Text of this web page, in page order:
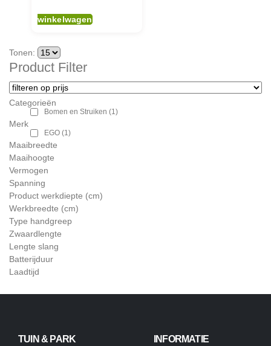
winkelwagen
Tonen:
Product Filter
Categorieën
Bomen en Struiken (1)
Merk
EGO (1)
Maaibreedte
Maaihoogte
Vermogen
Spanning
Product werkdiepte (cm)
Werkbreedte (cm)
Type handgreep
Zwaardlengte
Lengte slang
Batterijduur
Laadtijd
TUIN & PARK
INFORMATIE